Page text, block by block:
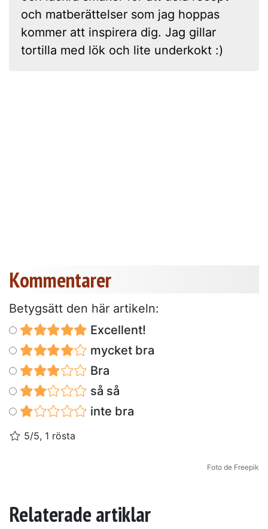
och matberättelser som jag hoppas
kommer att inspirera dig. Jag gillar
tortilla med lök och lite underkokt :)
Kommentarer
Betygsätt den här artikeln:
Excellent!
mycket bra
Bra
så så
inte bra
5/5, 1 rösta
Foto de Freepik
Relaterade artiklar